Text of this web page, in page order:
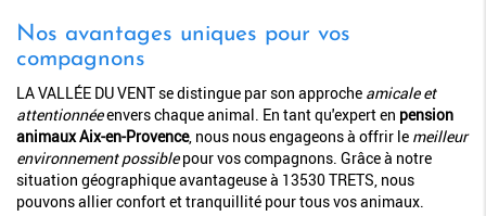
Nos avantages uniques pour vos
compagnons
LA VALLÉE DU VENT se distingue par son approche amicale et
attentionnéeenvers chaque animal. En tant qu'expert en pension
animaux Aix-en-Provence, nous nous engageons à offrir le meilleur
environnement possiblepour vos compagnons. Grâce à notre
situation géographique avantageuse à 13530 TRETS, nous
pouvons allier confort et tranquillité pour tous vos animaux.